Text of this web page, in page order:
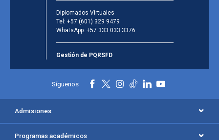
Diplomados Virtuales
Tel: +57 (601) 329 9479
WhatsApp: +57 333 033 3376
Gestión de PQRSFD
Síguenos
Admisiones
Programas académicos